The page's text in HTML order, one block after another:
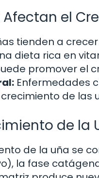
Afectan el
tienden a
dieta rica en
promover el
Enfermedades
de las
de la
de la uña se
la fase